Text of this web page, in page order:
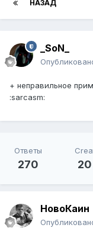
НАЗАД
_SoN_
+ неправильное
:sarcasm:
Ответы
270
НовоКаин